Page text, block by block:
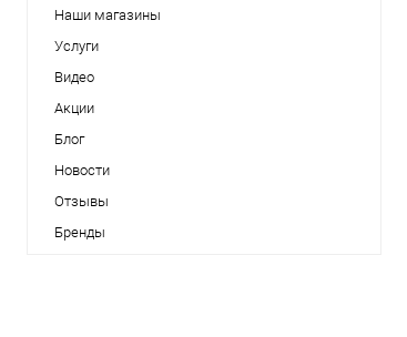
Наши магазины
Услуги
Видео
Акции
Блог
Новости
Отзывы
Бренды